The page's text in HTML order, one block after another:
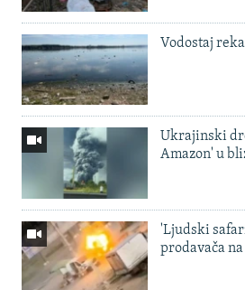
Vodostaj
Ukrajinski
Amazon' u
'Ljudski
prodavača